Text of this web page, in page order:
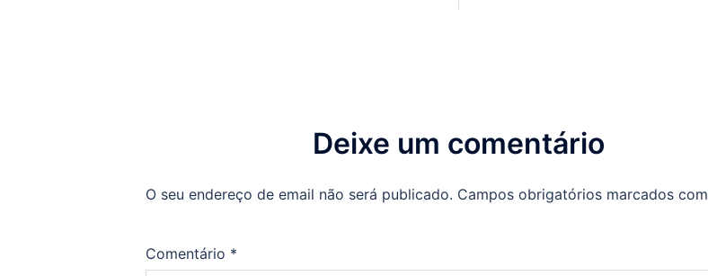
Deixe um comentário
O seu endereço de email não será publicado. Campos obrigatórios marcados com
Comentário *